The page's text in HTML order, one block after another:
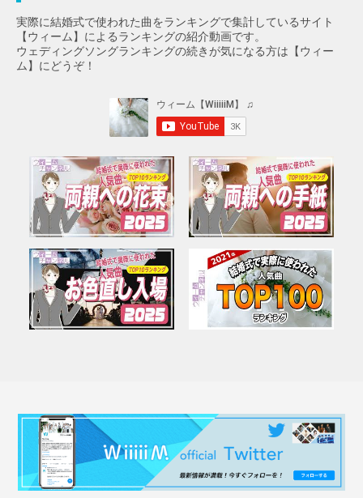
実際に結婚式で使われた曲をランキングで集計しているサイト
【ウィーム】によるランキングの紹介動画です。
ウェディングソングランキングの続きが気になる方は【ウィー
ム】にどうぞ！